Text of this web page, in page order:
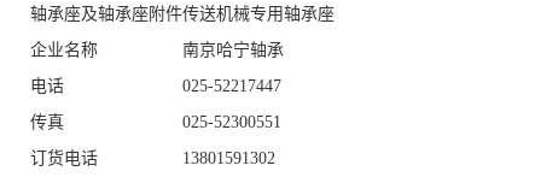
轴承座及轴承座附件传送机械专用轴承座
企业名称
南京哈宁轴承
电话
025-52217447
传真
025-52300551
订货电话
13801591302